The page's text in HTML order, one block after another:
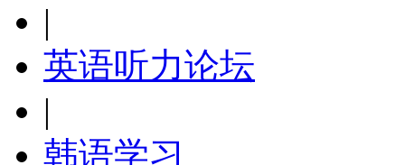
|
英语听力论坛
|
韩语学习